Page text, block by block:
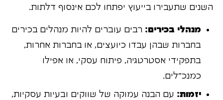
השנים שתעבירו בייעוץ יפתחו לכם אינסוף דלתות.
מנהלי בכירים: רבים עוברים להיות מנהלים בכירים
בחברות שבהן עבדו כיועצים, או בחברות אחרות,
בתפקידי אסטרטגיה, פיתוח עסקי, או אפילו
כמנכ"לים.
יזמות: עם הבנה עמוקה של שווקים ובעיות עסקיות,